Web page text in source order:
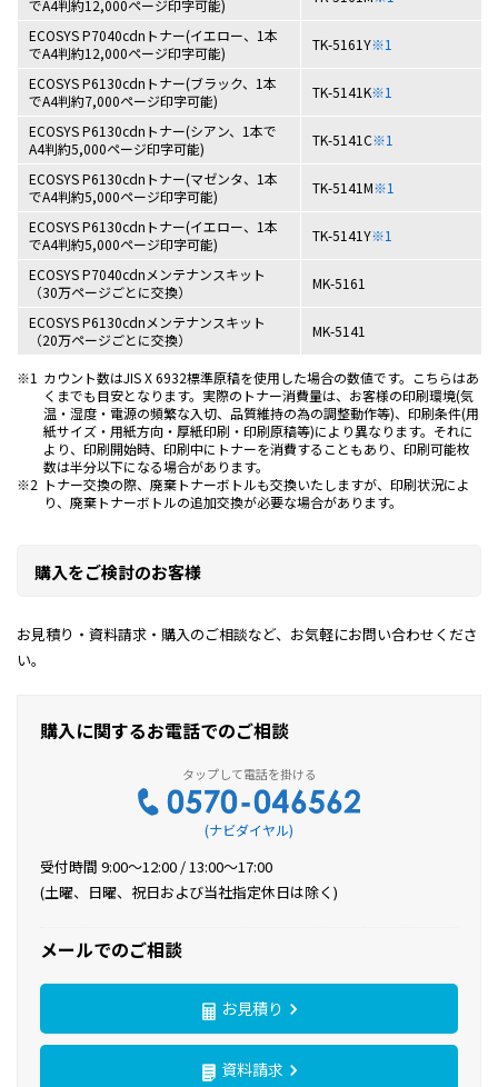
でA4判約12,000ページ印字可能)
ECOSYS P7040cdnトナー(イエロー、1本
でA4判約12,000ページ印字可能)
TK-5161Y※1
ECOSYS P6130cdnトナー(ブラック、1本
でA4判約7,000ページ印字可能)
TK-5141K※1
ECOSYS P6130cdnトナー(シアン、1本で
A4判約5,000ページ印字可能)
TK-5141C※1
ECOSYS P6130cdnトナー(マゼンタ、1本
でA4判約5,000ページ印字可能)
TK-5141M※1
ECOSYS P6130cdnトナー(イエロー、1本
でA4判約5,000ページ印字可能)
TK-5141Y※1
ECOSYS P7040cdnメンテナンスキット
（30万ページごとに交換）
MK-5161
ECOSYS P6130cdnメンテナンスキット
（20万ページごとに交換）
MK-5141
※1 カウント数はJIS X 6932標準原稿を使用した場合の数値です。こちらはあ
くまでも目安となります。実際のトナー消費量は、お客様の印刷環境(気
温・湿度・電源の頻繁な入切、品質維持の為の調整動作等)、印刷条件(用
紙サイズ・用紙方向・厚紙印刷・印刷原稿等)により異なります。それに
より、印刷開始時、印刷中にトナーを消費することもあり、印刷可能枚
数は半分以下になる場合があります。
※2 トナー交換の際、廃棄トナーボトルも交換いたしますが、印刷状況によ
り、廃棄トナーボトルの追加交換が必要な場合があります。
購入をご検討のお客様
お見積り・資料請求・購入のご相談など、お気軽にお問い合わせくださ
い。
購入に関するお電話でのご相談
(ナビダイヤル)
受付時間 9:00〜12:00 / 13:00〜17:00
(土曜、日曜、祝日および当社指定休日は除く)
メールでのご相談
お見積り
資料請求